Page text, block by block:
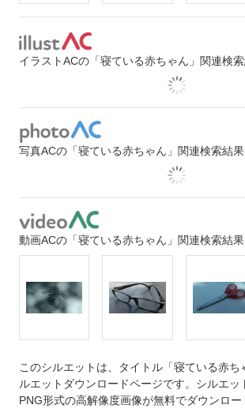
イラストACの「寝ている赤ちゃん」関連検
写真ACの「寝ている赤ちゃん」関連検索結果
動画ACの「寝ている赤ちゃん」関連検索結果
このシルエットは、タイトル「寝ている赤ち
ルエットダウンロードページです。シルエッ
PNG形式の高解像度画像が無料でダウンロー